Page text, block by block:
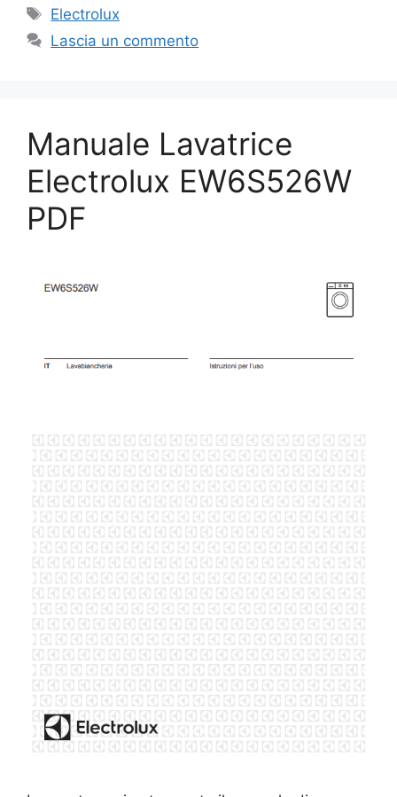
Tag
Electrolux
Lascia un commento
Manuale Lavatrice
Electrolux EW6S526W
PDF